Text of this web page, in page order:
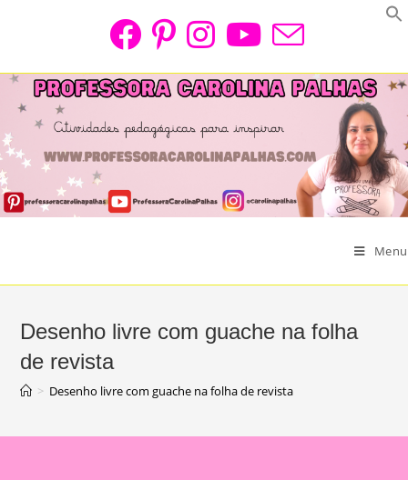
Menu
Desenho livre com guache na folha
de revista
> Desenho livre com guache na folha de revista